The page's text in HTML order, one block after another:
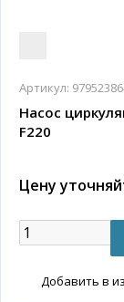
Артикул:
Насос
F220
Цену
Добавить в